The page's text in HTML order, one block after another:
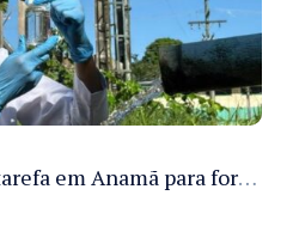
Cosama inicia força-tarefa em Anamã para fortalecer abastecimento de água e segurança hídrica da população